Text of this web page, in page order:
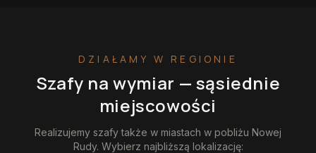
DZIAŁAMY W REGIONIE
Szafy na wymiar — sąsiednie
miejscowości
Realizujemy szafytakże w miastach w pobliżu Nowej
Rudy. Wybierz najbliższą lokalizację: